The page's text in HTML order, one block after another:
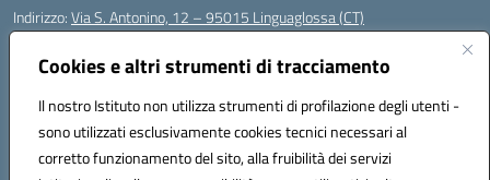
Cookies e altri strumenti di tracciamento
Il nostro Istituto non utilizza strumenti di profilazione degli utenti -
sono utilizzati esclusivamente cookies tecnici necessari al
corretto funzionamento del sito, alla fruibilità dei servizi
Indirizzo:Via S. Antonino, 12 – 95015 Linguaglossa (CT)
Centralino:
Posta elettronica certificata (PEC):ctic83200r@pec.istruzione.it
Codice fiscale: 83002470876
Codice meccanografico:CTIC83200R
Codice Indice delle Pubbliche Amministrazioni (IPA): istsc_CTIC83200R
Codice unico di fatturazione (CUF): UF7TEB